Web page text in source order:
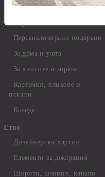
---:--@
Персанализирани подаръци
За дома и уюта
За книгите и хората
Картички, пликове и
покани
Коледа
Етно
Дизайнерски хартии
Елементи за декорация
Ширити, шевици, канапи